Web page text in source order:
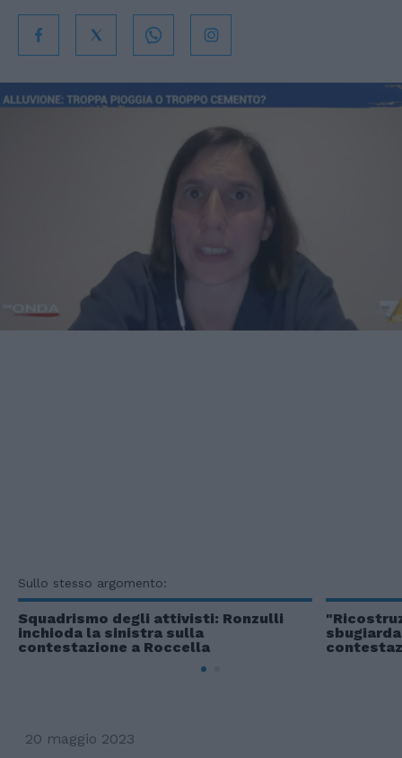
Sullo stesso argomento:
Squadrismo degli attivisti: Ronzulli
inchioda la sinistra sulla
contestazione a Roccella
20 maggio 2023